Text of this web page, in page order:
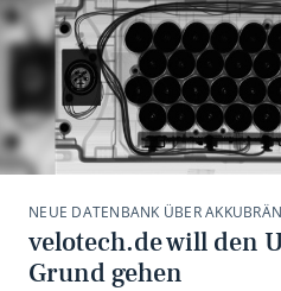
NEUE DATENBANK ÜBER
velotech.de will den
Grund gehen